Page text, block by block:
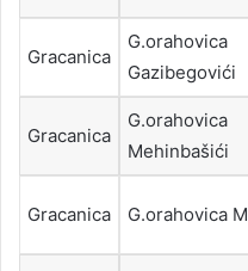
Gracanica
G.orahovica
Gazibegovići
Gracanica
G.orahovica
Mehinbašići
Gracanica G.orahovica